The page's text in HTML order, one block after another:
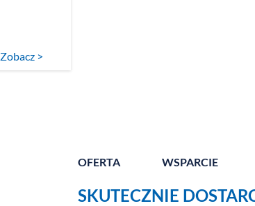
Zobacz >
OFERTA WSPARCIE
SKUTECZNIE